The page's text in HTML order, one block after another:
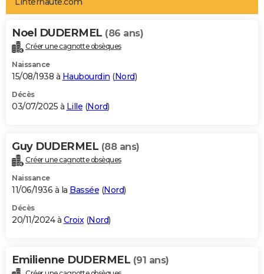
Art de vivre
Bien-être
Loisirs
Mode
Modes de vie
Alimentation
Guide de la santé
Maladies
Médicaments
Sommeil
VOYAGE
Destinations
City break
Voyage nature
Voyage de noces
Forum
Climat
+PHOTO
GUIDES D'ACHAT
BONS PLANS
Carte de Noël
Carte Bonne année
Carte Saint-Valentin
Carte Pâques
Carte d'anniversaire
DICTIONNAIRE
Dictionnaire
Biographies
Citations
Expressions
Proverbes
PROGRAMME TV
S'inscrire
Se connecter
Lycées
Collèges
Primaires
Universités
Entreprises
Service militaire
Avis de recherche
AVIS DE DÉCÈS
Bricolage
Lifestyle
Culture
Sport
Auto
Television
Voyage
Cinema
Noel DUDERMEL (86 ans)
Créer une cagnotte obsèques
Naissance
15/08/1938 à Haubourdin (Nord)
Décès
03/07/2025 à Lille (Nord)
Guy DUDERMEL (88 ans)
Créer une cagnotte obsèques
Naissance
11/06/1936 à la Bassée (Nord)
Décès
20/11/2024 à Croix(Nord)
Emilienne DUDERMEL (91 ans)